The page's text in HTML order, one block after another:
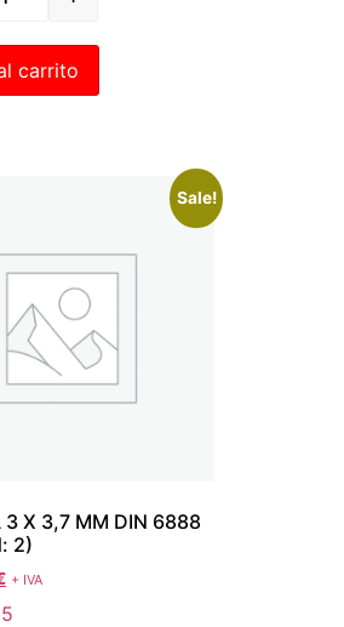
carrito
Sale!
3 X 3,7 MM DIN 6888
2)
+ IVA